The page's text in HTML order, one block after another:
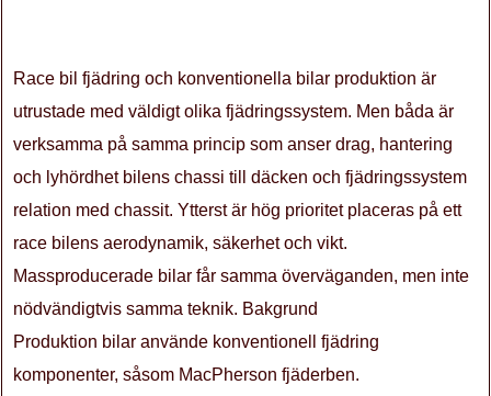
Race bil fjädring och konventionella bilar produktion är
utrustade med väldigt olika fjädringssystem. Men båda är
verksamma på samma princip som anser drag, hantering
och lyhördhet bilens chassi till däcken och fjädringssystem
relation med chassit. Ytterst är hög prioritet placeras på ett
race bilens aerodynamik, säkerhet och vikt.
Massproducerade bilar får samma överväganden, men inte
nödvändigtvis samma teknik. Bakgrund
Produktion bilar använde konventionell fjädring
komponenter, såsom MacPherson fjäderben.